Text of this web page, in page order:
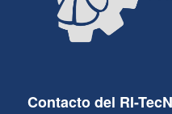
Contacto del RI-